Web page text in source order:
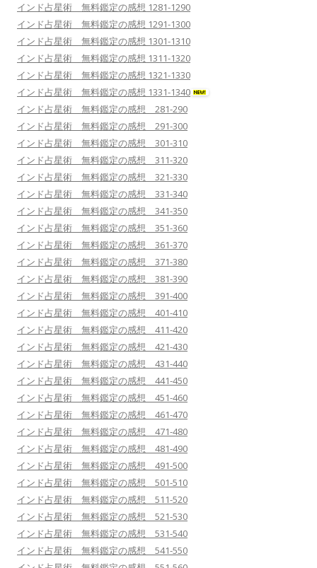
インド占星術 無料鑑定の感想 1281-1290
インド占星術 無料鑑定の感想 1291-1300
インド占星術 無料鑑定の感想 1301-1310
インド占星術 無料鑑定の感想 1311-1320
インド占星術 無料鑑定の感想 1321-1330
インド占星術 無料鑑定の感想 1331-1340
インド占星術 無料鑑定の感想 281-290
インド占星術 無料鑑定の感想 291-300
インド占星術 無料鑑定の感想 301-310
インド占星術 無料鑑定の感想 311-320
インド占星術 無料鑑定の感想 321-330
インド占星術 無料鑑定の感想 331-340
インド占星術 無料鑑定の感想 341-350
インド占星術 無料鑑定の感想 351-360
インド占星術 無料鑑定の感想 361-370
インド占星術 無料鑑定の感想 371-380
インド占星術 無料鑑定の感想 381-390
インド占星術 無料鑑定の感想 391-400
インド占星術 無料鑑定の感想 401-410
インド占星術 無料鑑定の感想 411-420
インド占星術 無料鑑定の感想 421-430
インド占星術 無料鑑定の感想 431-440
インド占星術 無料鑑定の感想 441-450
インド占星術 無料鑑定の感想 451-460
インド占星術 無料鑑定の感想 461-470
インド占星術 無料鑑定の感想 471-480
インド占星術 無料鑑定の感想 481-490
インド占星術 無料鑑定の感想 491-500
インド占星術 無料鑑定の感想 501-510
インド占星術 無料鑑定の感想 511-520
インド占星術 無料鑑定の感想 521-530
インド占星術 無料鑑定の感想 531-540
インド占星術 無料鑑定の感想 541-550